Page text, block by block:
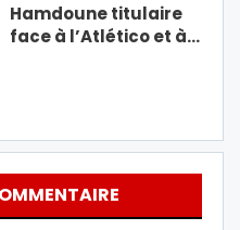
Hamdoune titulaire
face à l’Atlético et à…